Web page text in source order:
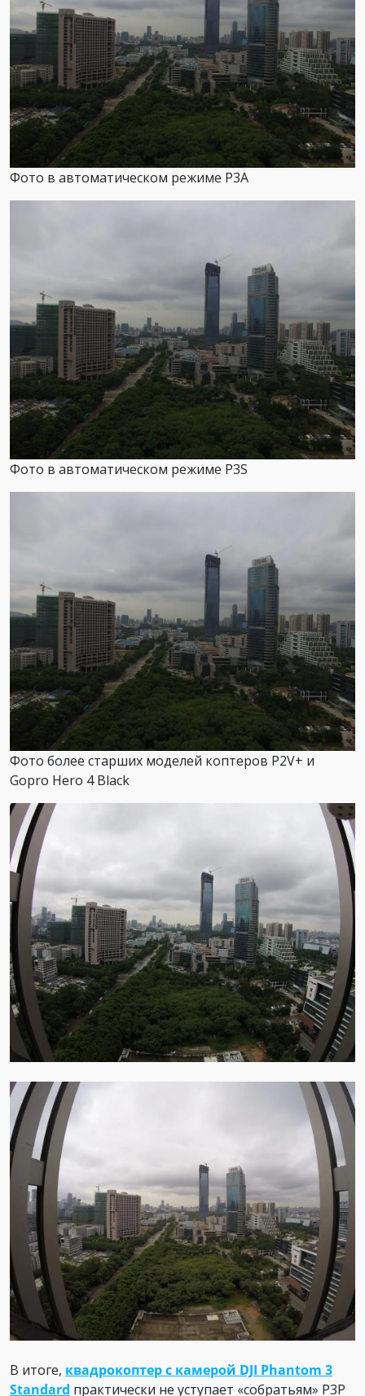
Фото в автоматическом режиме P3A
Фото в автоматическом режиме P3S
Фото более старших моделей коптеров P2V+ и
Gopro Hero 4 Black
В итоге, квадрокоптер с камерой DJI Phantom 3
Standard практически не уступает «собратьям» P3P